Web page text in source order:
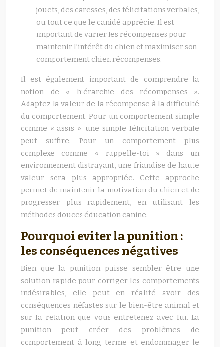
jouets, des caresses, des félicitations verbales,
ou tout ce que le canidé apprécie. Il est
important de varier les récompenses pour
maintenir l’intérêt du chien et maximiser son
comportement chien récompenses.
Il est également important de comprendre la
notion de « hiérarchie des récompenses ».
Adaptez la valeur de la récompense à la difficulté
du comportement. Pour un comportement simple
comme « assis », une simple félicitation verbale
peut suffire. Pour un comportement plus
complexe comme « rappelle-toi » dans un
environnement distrayant, une friandise de haute
valeur sera plus appropriée. Cette approche
permet de maintenir la motivation du chien et de
progresser plus rapidement, en utilisant les
méthodes douces éducation canine.
Pourquoi eviter la punition :
les conséquences négatives
Bien que la punition puisse sembler être une
solution rapide pour corriger les comportements
indésirables, elle peut en réalité avoir des
conséquences néfastes sur le bien-être animal et
sur la relation que vous entretenez avec lui. La
punition peut créer des problèmes de
comportement à long terme et endommager le